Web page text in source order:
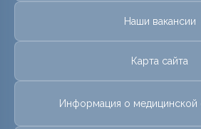
Наши вакансии
Карта сайта
Информация о медицинской